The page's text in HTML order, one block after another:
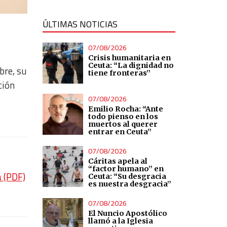
su
ÚLTIMAS NOTICIAS
07/08/2026
Crisis humanitaria en
Ceuta: “La dignidad no
tiene fronteras”
07/08/2026
Emilio Rocha: “Ante
todo pienso en los
muertos al querer
entrar en Ceuta”
07/08/2026
Cáritas apela al
“factor humano” en
Ceuta: “Su desgracia
es nuestra desgracia”
07/08/2026
El Nuncio Apostólico
llamó a la Iglesia